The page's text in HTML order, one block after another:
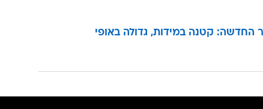
החדשה: קטנה במידות, גדולה באופי